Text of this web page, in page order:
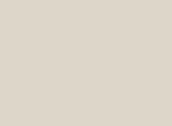
& Wissenschaft